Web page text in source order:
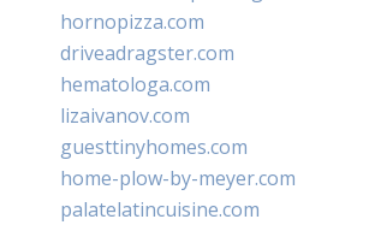
hornopizza.com
driveadragster.com
hematologa.com
lizaivanov.com
guesttinyhomes.com
home-plow-by-meyer.com
palatelatincuisine.com